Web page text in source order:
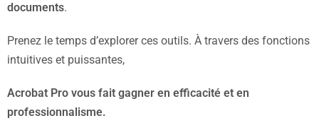
documents.
Prenez le temps d’explorer ces outils. À travers des fonctions
intuitives et puissantes,
Acrobat Pro vous fait gagner en efficacité et en
professionnalisme.